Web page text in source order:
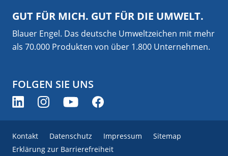
GUT FÜR MICH. GUT FÜR DIE UMWELT.
Blauer Engel. Das deutsche Umweltzeichen mit mehr
als 70.000 Produkten von über 1.800 Unternehmen.
FOLGEN SIE UNS
Kontakt Datenschutz Impressum
Sitemap
Erklärung zur Barrierefreiheit